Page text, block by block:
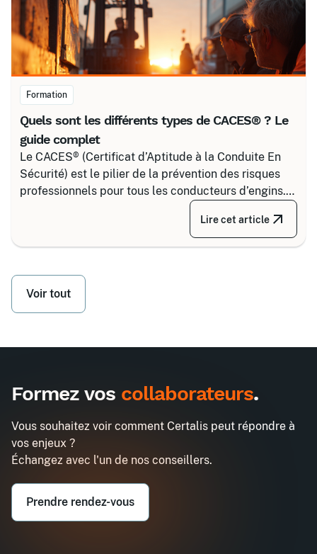
Formation
Quels sont les différents types de CACES® ? Le
guide complet
Le CACES® (Certificat d’Aptitude à la Conduite En
Sécurité) est le pilier de la prévention des risques
professionnels pour tous les conducteurs d’engins.
Depuis la réforme de 2020, il s’articule autour de 8
grandes familles d’équipements, divisées selon
Lire cet article
Voir tout
Formez vos collaborateurs.
Vous souhaitez voir comment Certalis peut répondre à
vos enjeux ?
Échangez avec l'un de nos conseillers.
Prendre rendez-vous